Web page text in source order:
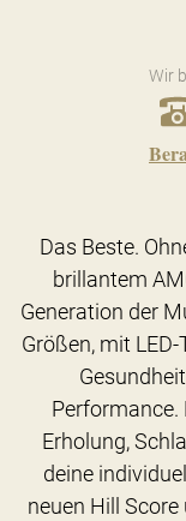
Wir
Das Beste.
brillantem
Generation der
Größen, mit
Erholung,
deine
neuen Hill